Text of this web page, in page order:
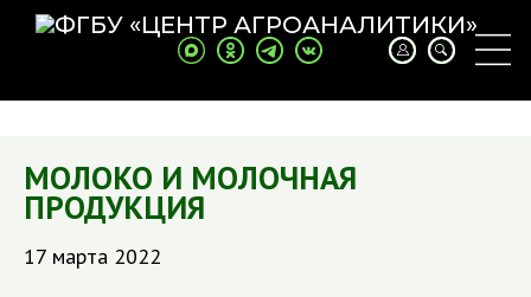
МОЛОКО И МОЛОЧНАЯ
ПРОДУКЦИЯ
17 марта 2022